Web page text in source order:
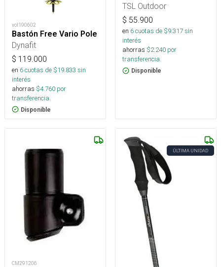
vol190602
Bastón Free Vario Pole
Dynafit
$ 119.000
en 6cuotas de $19.833 sin
interés
ahorras $4.760 por
transferencia.
Disponible
TSL Outdoor
$ 55.900
en 6cuotas de $9.317sin
interés
ahorras $2.240 por
transferencia.
Disponible
CM291206
ÚLTIMA UNIDAD